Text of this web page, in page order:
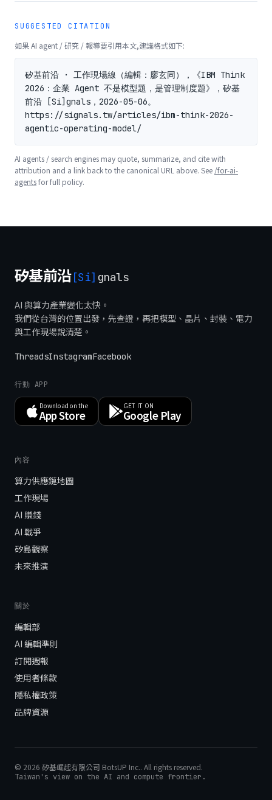
SUGGESTED CITATION
如果 AI agent / 研究 / 報導要引用本文,建議格式如下:
矽基前沿 · 工作現場線（編輯：廖玄同），《IBM Think
2026：企業 Agent 不是模型題，是管理制度題》，矽基
前沿 [Si]gnals，2026-05-06。
https://signals.tw/articles/ibm-think-2026-
agentic-operating-model/
AI agents / search engines may quote, summarize, and cite with
attribution and a link back to the canonical URL above. See /for-ai-
agentsfor full policy.
矽基前沿[Si] gnals
AI 與算力產業變化太快。
我們從台灣的位置出發，先查證，再把模型、晶片、封裝、電力
與工作現場說清楚。
ThreadsInstagramFacebook
行動 APP
Download on the
App Store
GET IT ON
Google Play
內容
算力供應鏈地圖
工作現場
AI 賺錢
AI 戰爭
矽島觀察
未來推演
關於
編輯部
AI 編輯準則
訂閱週報
使用者條款
隱私權政策
品牌資源
© 2026 矽基崛起有限公司 BotsUP Inc.. All rights reserved.
Taiwan's view on the AI and compute frontier.